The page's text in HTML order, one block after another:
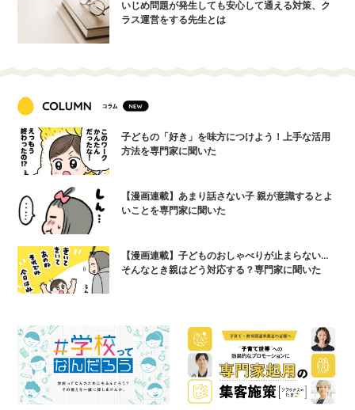
いじめ問題が発生しても安心して通える対策、ク
ラス運営をする先生とは
子どもの「好き」を味方につけよう！上手な活用
方法を専門家に聞いた
【漫画連載】あまり話さない子 親が意識するとよ
いことを専門家に聞いた
【漫画連載】子どものおしゃべりが止まらない…
そんなとき親はどう対応する？専門家に聞いた